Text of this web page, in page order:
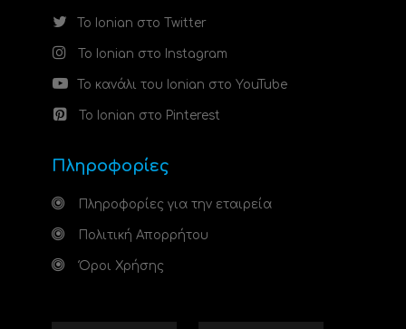
Το Ionian στο Twitter
Το Ionian στο Instagram
Το κανάλι του Ionian στο YouTube
Το Ionian στο Pinterest
Πληροφορίες
Πληροφορίες για την εταιρεία
Πολιτική Απορρήτου
Όροι Χρήσης